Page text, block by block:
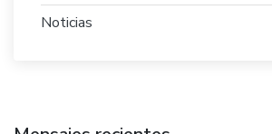
Noticias